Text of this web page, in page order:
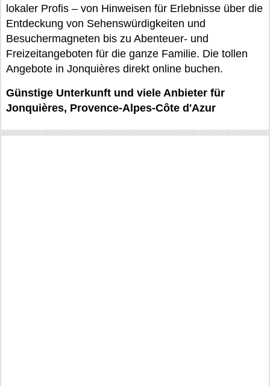
lokaler Profis – von Hinweisen für Erlebnisse über die
Entdeckung von Sehenswürdigkeiten und
Besuchermagneten bis zu Abenteuer- und
Freizeitangeboten für die ganze Familie. Die tollen
Angebote in Jonquières direkt online buchen.
Günstige Unterkunft und viele Anbieter für
Jonquières, Provence-Alpes-Côte d'Azur